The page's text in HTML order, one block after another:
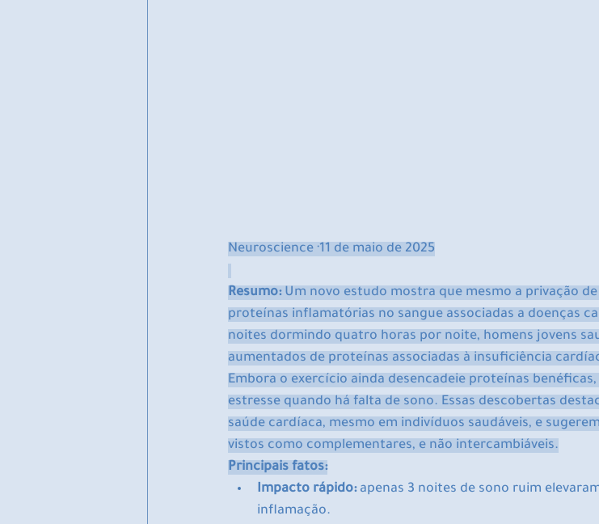
Neuroscience ·11 de maio de 2025
Resumo: Um novo estudo mostra que mesmo a privação
proteínas inflamatórias no sangue associadas a doenças
noites dormindo quatro horas por noite, homens jovens
aumentados de proteínas associadas à insuficiência
Embora o exercício ainda desencadeie proteínas
estresse quando há falta de sono. Essas descobertas
saúde cardíaca, mesmo em indivíduos saudáveis, e
vistos como complementares, e não intercambiáveis.
Principais fatos:
Impacto rápido: apenas 3 noites de sono ruim
inflamação.